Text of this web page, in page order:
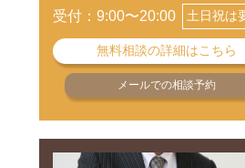
受付：9:00〜20:00 土日祝は
無料相談の詳細はこちら
メールでの相談予約